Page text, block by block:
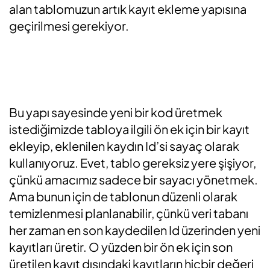
alan tablomuzun artık kayıt ekleme yapısına
geçirilmesi gerekiyor.
Bu yapı sayesinde yeni bir kod üretmek
istediğimizde tabloya ilgili ön ek için bir kayıt
ekleyip, eklenilen kaydın Id’si sayaç olarak
kullanıyoruz. Evet, tablo gereksiz yere şişiyor,
çünkü amacımız sadece bir sayacı yönetmek.
Ama bunun için de tablonun düzenli olarak
temizlenmesi planlanabilir, çünkü veri tabanı
her zaman en son kaydedilen Id üzerinden yeni
kayıtları üretir. O yüzden bir ön ek için son
üretilen kayıt dışındaki kayıtların hiçbir değeri